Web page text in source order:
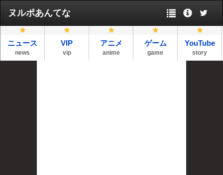
ヌルポあんてな
ニュース
news
VIP
vip
アニメ
anime
ゲーム
game
YouTube
story